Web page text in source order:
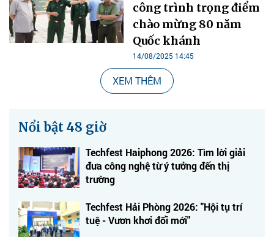
công trình trọng điểm
chào mừng 80 năm
Quốc khánh
14/08/2025 14:45
XEM THÊM
Nổi bật 48 giờ
Techfest Haiphong 2026: Tìm lời giải
đưa công nghệ từ ý tưởng đến thị
trường
Techfest Hải Phòng 2026: "Hội tụ trí
tuệ - Vươn khơi đổi mới"